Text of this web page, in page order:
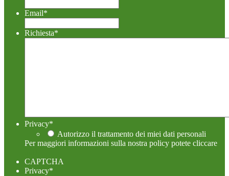
Email*
Richiesta*
Privacy*
Autorizzo il trattamento dei miei dati personali
Per maggiori informazioni sulla nostra policy potete cliccare
CAPTCHA
Privacy*